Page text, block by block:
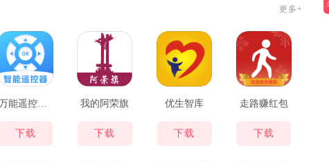
更多+
万能遥控器ym
下载
我的阿荣旗
下载
优生智库
下载
走路赚红包
下载